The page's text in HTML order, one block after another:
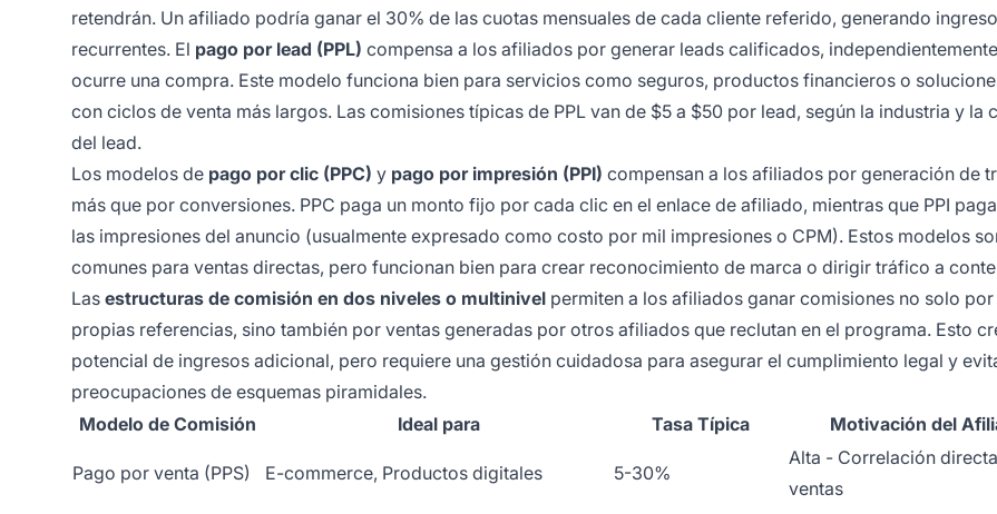
retendrán. Un afiliado podría ganar el 30% de las cuotas mensuales de cada cliente referido, generando
recurrentes. El pago por lead (PPL) compensa a los afiliados por generar leads calificados,
ocurre una compra. Este modelo funciona bien para servicios como seguros, productos financieros o
con ciclos de venta más largos. Las comisiones típicas de PPL van de $5 a $50 por lead, según la industria y la
del lead.
Los modelos de pago por clic (PPC) y pago por impresión (PPI) compensan a los afiliados por generación de
más que por conversiones. PPC paga un monto fijo por cada clic en el enlace de afiliado, mientras que PPI
las impresiones del anuncio (usualmente expresado como costo por mil impresiones o CPM). Estos modelos
comunes para ventas directas, pero funcionan bien para crear reconocimiento de marca o dirigir tráfico a
Las estructuras de comisión en dos niveles o multinivel permiten a los afiliados ganar comisiones no solo por
propias referencias, sino también por ventas generadas por otros afiliados que reclutan en el programa. Esto
potencial de ingresos adicional, pero requiere una gestión cuidadosa para asegurar el cumplimiento legal y
preocupaciones de esquemas piramidales.
Modelo de Comisión
Ideal para Tasa Típica Motivación del
Pago por venta (PPS) E-commerce, Productos digitales 5-30%
Alta - Correlación
ventas